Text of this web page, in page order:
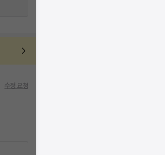
수정 요청